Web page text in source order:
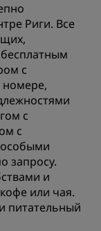
Риги. Все
с
номере,
с
с
запросу.
и
или чая.
питательный